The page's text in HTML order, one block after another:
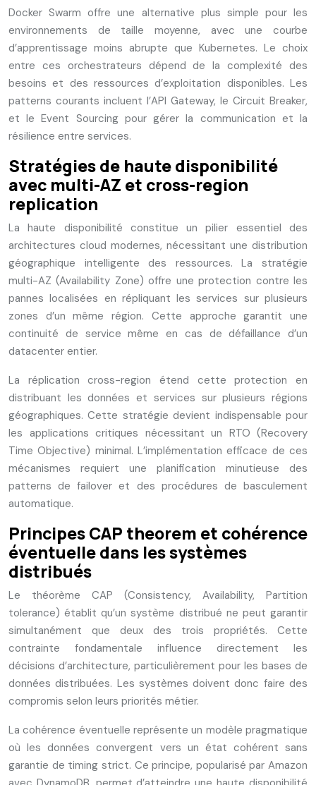
Docker Swarm offre une alternative plus simple pour les
environnements de taille moyenne, avec une courbe
d’apprentissage moins abrupte que Kubernetes. Le choix
entre ces orchestrateurs dépend de la complexité des
besoins et des ressources d’exploitation disponibles. Les
patterns courants incluent l’API Gateway, le Circuit Breaker,
et le Event Sourcing pour gérer la communication et la
résilience entre services.
Stratégies de haute disponibilité
avec multi-AZ et cross-region
replication
La haute disponibilité constitue un pilier essentiel des
architectures cloud modernes, nécessitant une distribution
géographique intelligente des ressources. La stratégie
multi-AZ (Availability Zone) offre une protection contre les
pannes localisées en répliquant les services sur plusieurs
zones d’un même région. Cette approche garantit une
continuité de service même en cas de défaillance d’un
datacenter entier.
La réplication cross-region étend cette protection en
distribuant les données et services sur plusieurs régions
géographiques. Cette stratégie devient indispensable pour
les applications critiques nécessitant un RTO (Recovery
Time Objective) minimal. L’implémentation efficace de ces
mécanismes requiert une planification minutieuse des
patterns de failover et des procédures de basculement
automatique.
Principes CAP theorem et cohérence
éventuelle dans les systèmes
distribués
Le théorème CAP (Consistency, Availability, Partition
tolerance) établit qu’un système distribué ne peut garantir
simultanément que deux des trois propriétés. Cette
contrainte fondamentale influence directement les
décisions d’architecture, particulièrement pour les bases de
données distribuées. Les systèmes doivent donc faire des
compromis selon leurs priorités métier.
La cohérence éventuelle représente un modèle pragmatique
où les données convergent vers un état cohérent sans
garantie de timing strict. Ce principe, popularisé par Amazon